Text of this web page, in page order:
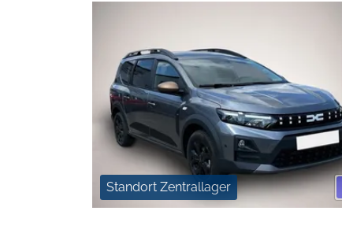
Standort Zentrallager